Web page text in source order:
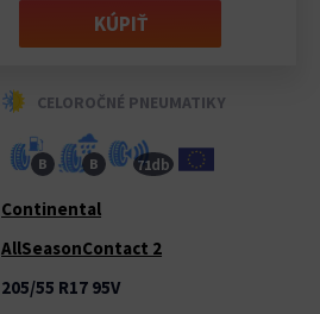
KÚPIŤ
CELOROČNÉ PNEUMATIKY
B B 71db
Continental
AllSeasonContact 2
205/55 R17 95V